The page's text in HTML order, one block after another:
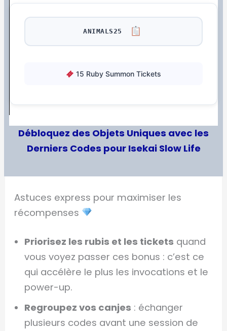
ANIMALS25
15 Ruby Summon Tickets
Débloquez des Objets Uniques avec les
Derniers Codes pour Isekai Slow Life
Astuces express pour maximiser les
récompenses
Priorisez les rubis et les tickets quand
vous voyez passer ces bonus : c’est ce
qui accélère le plus les invocations et le
power-up.
Regroupez vos canjes : échanger
plusieurs codes avant une session de